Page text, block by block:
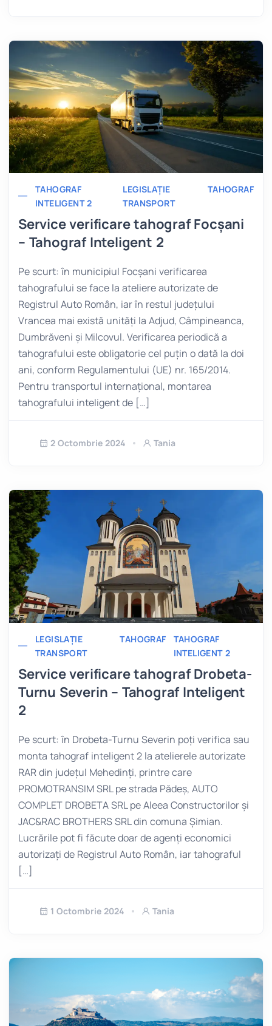
TAHOGRAF
INTELIGENT 2
LEGISLAȚIE
TRANSPORT
TAHOGRAF
Service verificare tahograf Focșani
– Tahograf Inteligent 2
Pe scurt: în municipiul Focșani verificarea
tahografului se face la ateliere autorizate de
Registrul Auto Român, iar în restul județului
Vrancea mai există unități la Adjud, Câmpineanca,
Dumbrăveni și Milcovul. Verificarea periodică a
tahografului este obligatorie cel puțin o dată la doi
ani, conform Regulamentului (UE) nr. 165/2014.
Pentru transportul internațional, montarea
tahografului inteligent de […]
2 Octombrie 2024 Tania
LEGISLAȚIE
TRANSPORT
TAHOGRAF
TAHOGRAF
INTELIGENT 2
Service verificare tahograf Drobeta-
Turnu Severin – Tahograf Inteligent
2
Pe scurt: în Drobeta-Turnu Severin poți verifica sau
monta tahograf inteligent 2 la atelierele autorizate
RAR din județul Mehedinți, printre care
PROMOTRANSIM SRL pe strada Pădeș, AUTO
COMPLET DROBETA SRL pe Aleea Constructorilor și
JAC&RAC BROTHERS SRL din comuna Șimian.
Lucrările pot fi făcute doar de agenți economici
autorizați de Registrul Auto Român, iar tahograful
[…]
1 Octombrie 2024 Tania